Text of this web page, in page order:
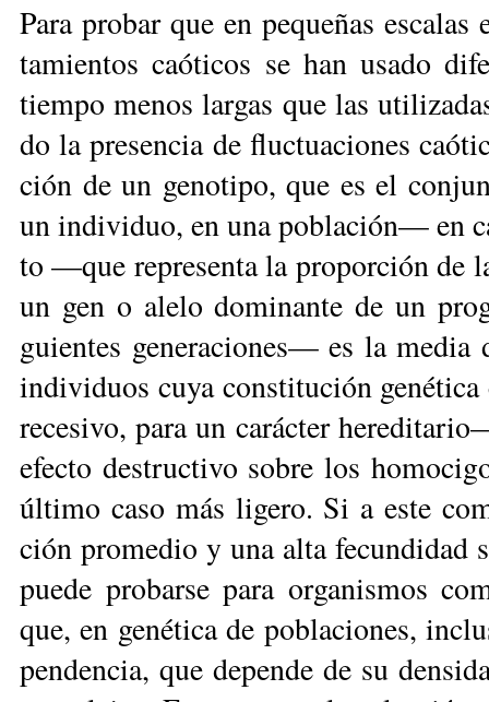
Pa­ra pro­bar que en pe­que­ñas
ta­mien­tos caó­ti­cos se han usa­do
tiem­po me­nos lar­gas que las
do la pre­sen­cia de fluc­tua­cio­nes
ción de un ge­no­ti­po, que es el
un in­di­vi­duo, en una po­bla­ción— en
to —que re­pre­sen­ta la pro­por­ción de
un gen o ale­lo do­mi­nan­te de un
guien­tes ge­ne­ra­cio­nes— es la
in­di­vi­duos cu­ya cons­ti­tu­ción
re­ce­si­vo, pa­ra un ca­rác­ter
efec­to des­truc­ti­vo so­bre los
úl­ti­mo ca­so más li­ge­ro. Si a es­te
ción pro­me­dio y una alta fe­cun­di­dad
pue­de pro­bar­se pa­ra or­ga­nis­mos
que, en ge­né­ti­ca de po­bla­cio­nes,
pen­den­cia, que de­pen­de de su